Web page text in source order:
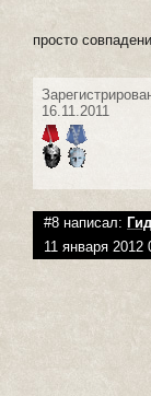
просто
16.11.2011
#8 написал:
11 января 2012